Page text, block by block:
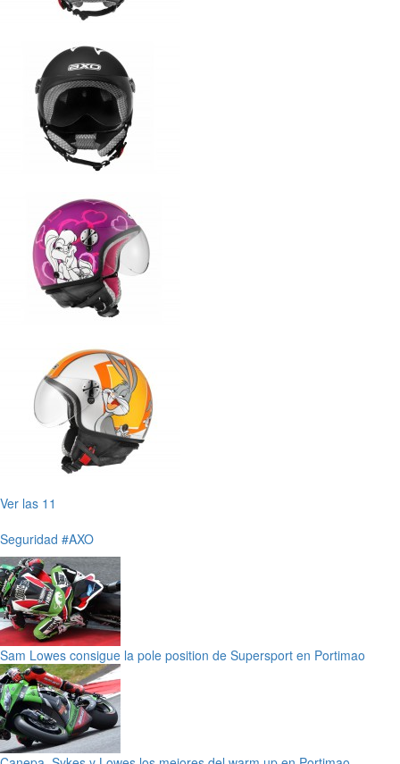
Ver las 11
Seguridad #AXO
Sam Lowes consigue la pole position de Supersport en Portimao